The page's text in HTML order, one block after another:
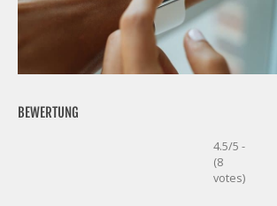
BEWERTUNG
4.5/5 -
(8
votes)